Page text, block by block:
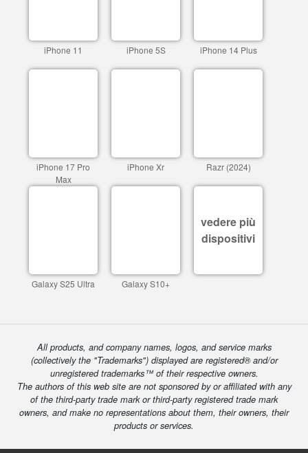
iPhone 11 iPhone 5S iPhone 14 Plus
iPhone 17 Pro
Max
iPhone Xr Razr (2024)
Galaxy S25 Ultra Galaxy S10+
vedere più
dispositivi
All products, and company names, logos, and service marks
(collectively the "Trademarks") displayed are registered® and/or
unregistered trademarks™ of their respective owners.
The authors of this web site are not sponsored by or affiliated with any
of the third-party trade mark or third-party registered trade mark
owners, and make no representations about them, their owners, their
products or services.